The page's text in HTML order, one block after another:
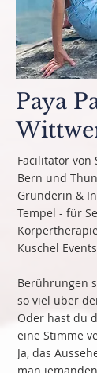
Paya
Facilitator von
Bern und Thun
Gründerin &
Tempel - für
Kuschel Events
Berührungen
so viel über
Oder hast du
eine Stimme
Ja, das